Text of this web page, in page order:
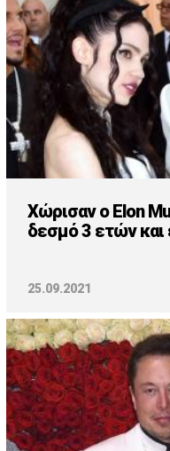
Χώρισαν ο Elon
δεσμό 3 ετών και
25.09.2021